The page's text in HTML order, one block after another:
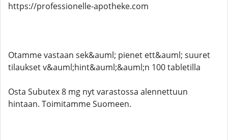
https://professionelle-apotheke.com
Otamme vastaan ​​sek&auml; pienet ett&auml; suuret
tilaukset v&auml;hint&auml;&auml;n 100 tabletilla
Osta Subutex 8 mg nyt varastossa alennettuun
hintaan. Toimitamme Suomeen.